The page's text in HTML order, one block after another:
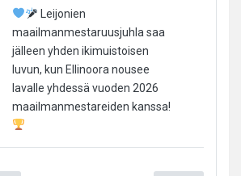
Leijonien
maailmanmestaruusjuhla saa
jälleen yhden ikimuistoisen
luvun, kun Ellinoora nousee
lavalle yhdessä vuoden 2026
maailmanmestareiden kanssa!